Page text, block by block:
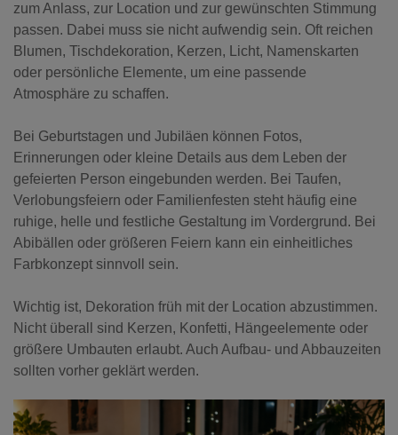
zum Anlass, zur Location und zur gewünschten Stimmung
passen. Dabei muss sie nicht aufwendig sein. Oft reichen
Blumen, Tischdekoration, Kerzen, Licht, Namenskarten
oder persönliche Elemente, um eine passende
Atmosphäre zu schaffen.
Bei Geburtstagen und Jubiläen können Fotos,
Erinnerungen oder kleine Details aus dem Leben der
gefeierten Person eingebunden werden. Bei Taufen,
Verlobungsfeiern oder Familienfesten steht häufig eine
ruhige, helle und festliche Gestaltung im Vordergrund. Bei
Abibällen oder größeren Feiern kann ein einheitliches
Farbkonzept sinnvoll sein.
Wichtig ist, Dekoration früh mit der Location abzustimmen.
Nicht überall sind Kerzen, Konfetti, Hängeelemente oder
größere Umbauten erlaubt. Auch Aufbau- und Abbauzeiten
sollten vorher geklärt werden.